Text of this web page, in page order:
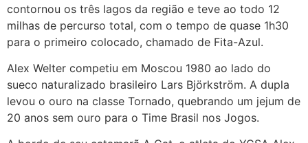
contornou os três lagos da região e teve ao todo 12
milhas de percurso total, com o tempo de quase 1h30
para o primeiro colocado, chamado de Fita-Azul.
Alex Welter competiu em Moscou 1980 ao lado do
sueco naturalizado brasileiro Lars Björkström. A dupla
levou o ouro na classe Tornado, quebrando um jejum de
20 anos sem ouro para o Time Brasil nos Jogos.